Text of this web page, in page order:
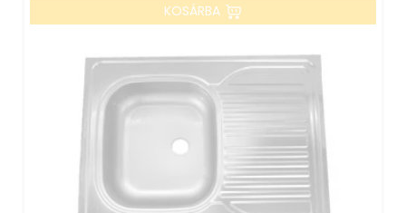
KOSÁRBA